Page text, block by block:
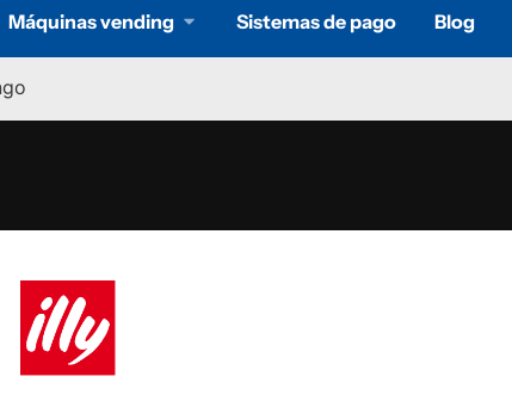
Máquinas vending Sistemas de pago Blog